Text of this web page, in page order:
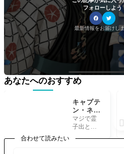
フォローしよう
最新情報をお届けし
合わせて読みたい
あなたへのおすすめ
キャプテ
ン・ネモ
船長が貝
殻と神脈
マジで霊
子出とる
